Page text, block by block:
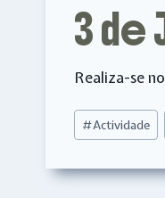
3 de
Realiza-se
Post
Tags:
#Actividade